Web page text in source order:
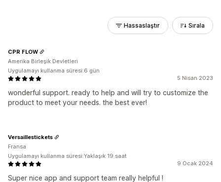
Hassaslaştır Sırala
5 Nisan 2023
wonderful support. ready to help and will try to customize the
product to meet your needs. the best ever!
CPR FLOW
Amerika Birleşik Devletleri
Uygulamayı kullanma süresi:6 gün
9 Ocak 2024
Super nice app and support team really helpful !
Versaillestickets
Fransa
Uygulamayı kullanma süresi:Yaklaşık 19 saat